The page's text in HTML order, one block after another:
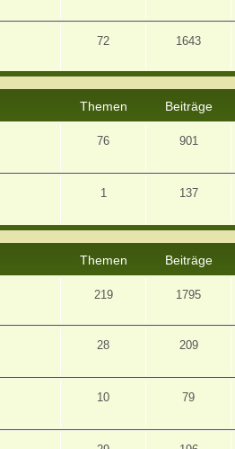
72 1643
Themen Beiträge
76 901
1 137
Themen Beiträge
219 1795
28 209
10 79